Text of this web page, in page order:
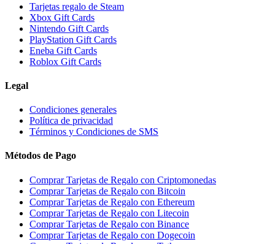
Tarjetas regalo de Steam
Xbox Gift Cards
Nintendo Gift Cards
PlayStation Gift Cards
Eneba Gift Cards
Roblox Gift Cards
Legal
Condiciones generales
Política de privacidad
Términos y Condiciones de SMS
Métodos de Pago
Comprar Tarjetas de Regalo con Criptomonedas
Comprar Tarjetas de Regalo con Bitcoin
Comprar Tarjetas de Regalo con Ethereum
Comprar Tarjetas de Regalo con Litecoin
Comprar Tarjetas de Regalo con Binance
Comprar Tarjetas de Regalo con Dogecoin